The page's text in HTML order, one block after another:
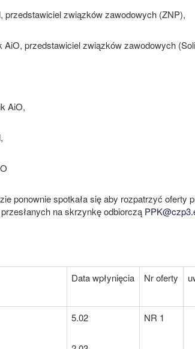
przedstawiciel związków zawodowych (ZNP),
AiO, przedstawiciel związków zawodowych
AiO,
ponownie spotkała się aby rozpatrzyć oferty
na skrzynkę odbiorczą
Data wpłynięcia Nr oferty
5.02 NR 1